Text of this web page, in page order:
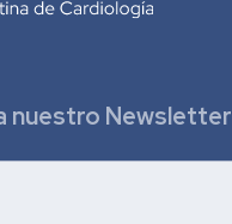
(SAC)
nuestro Newsletter